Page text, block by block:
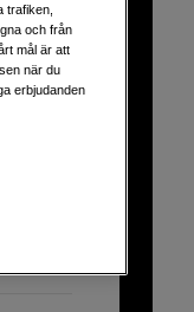
trafiken,
och från
mål är att
när du
erbjudanden